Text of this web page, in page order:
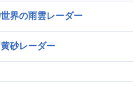
世界の雨雲レーダー
黄砂レーダー